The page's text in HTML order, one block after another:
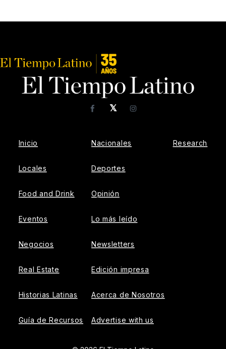
𝕏
FacebookInstagram
Inicio
Locales
Food and Drink
Eventos
Negocios
Real Estate
Historias Latinas
Guía de Recursos
Nacionales
Deportes
Opinión
Lo más leído
Newsletters
Edición impresa
Acerca de Nosotros
Advertise with us
Research